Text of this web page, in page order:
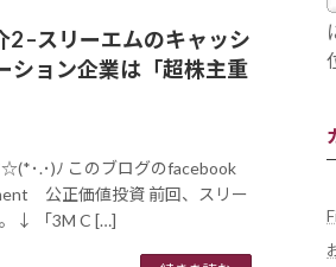
–スリーエムのキャッシ
ション企業は「超株主重
･.･)ﾉ このブログのfacebook
公正価値投資 前回、スリー
↓ 「3M C […]